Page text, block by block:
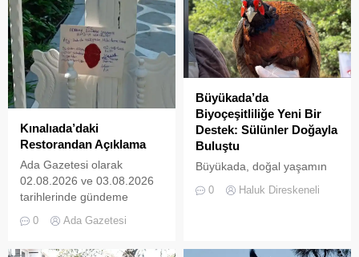
Kınalıada’daki
Restorandan Açıklama
Ada Gazetesi olarak
02.08.2026 ve 03.08.2026
tarihlerinde gündeme
Ruhsatsız Alkol Satan
0 Ada Gazetesi
Büyükada’da
Biyoçeşitliliğe Yeni Bir
Destek: Sülünler Doğayla
Buluştu
Büyükada, doğal yaşamın
çeşitliliğin
ev sahipliği yapıyor. Tarım
0 Haluk Direskeneli